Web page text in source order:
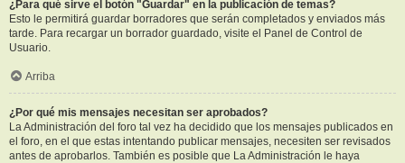
¿Para qué sirve el botón "Guardar" en la publicación de temas?
Esto le permitirá guardar borradores que serán completados y enviados más
tarde. Para recargar un borrador guardado, visite el Panel de Control de
Usuario.
Arriba
¿Por qué mis mensajes necesitan ser aprobados?
La Administración del foro tal vez ha decidido que los mensajes publicados en
el foro, en el que estas intentando publicar mensajes, necesiten ser revisados
antes de aprobarlos. También es posible que La Administración le haya